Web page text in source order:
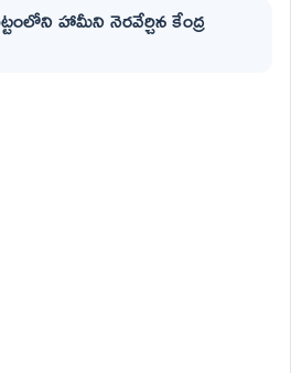
హామీని నెరవేర్చిన కేంద్ర